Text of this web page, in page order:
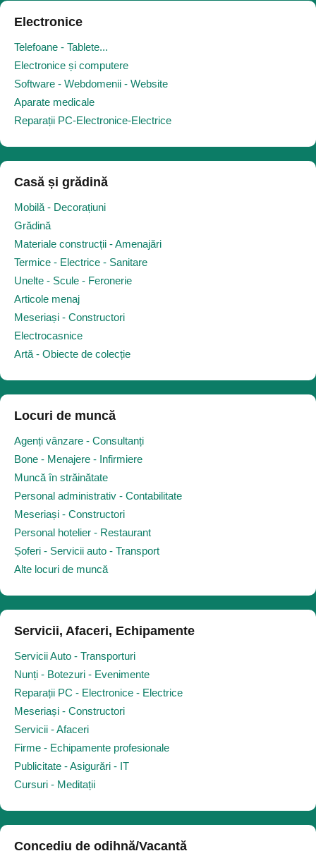
Electronice
Telefoane - Tablete...
Electronice și computere
Software - Webdomenii - Website
Aparate medicale
Reparații PC-Electronice-Electrice
Casă și grădină
Mobilă - Decorațiuni
Grădină
Materiale construcții - Amenajări
Termice - Electrice - Sanitare
Unelte - Scule - Feronerie
Articole menaj
Meseriași - Constructori
Electrocasnice
Artă - Obiecte de colecție
Locuri de muncă
Agenți vânzare - Consultanți
Bone - Menajere - Infirmiere
Muncă în străinătate
Personal administrativ - Contabilitate
Meseriași - Constructori
Personal hotelier - Restaurant
Șoferi - Servicii auto - Transport
Alte locuri de muncă
Servicii, Afaceri, Echipamente
Servicii Auto - Transporturi
Nunți - Botezuri - Evenimente
Reparații PC - Electronice - Electrice
Meseriași - Constructori
Servicii - Afaceri
Firme - Echipamente profesionale
Publicitate - Asigurări - IT
Cursuri - Meditații
Concediu de odihnă/Vacanță